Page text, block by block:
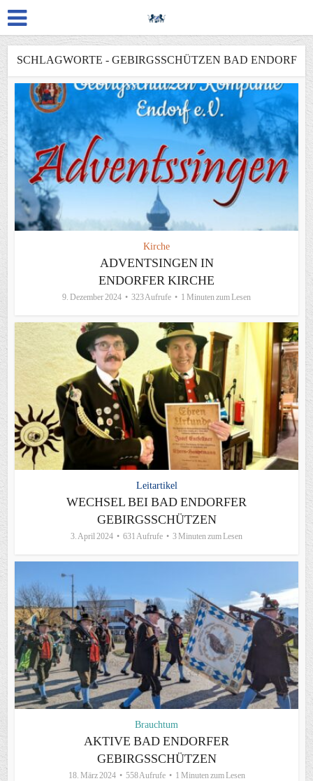
SCHLAGWORTE - GEBIRGSSCHÜTZEN BAD ENDORF
Kirche
ADVENTSINGEN IN
ENDORFER KIRCHE
9. Dezember 2024 323 Aufrufe 1 Minuten zum Lesen
Leitartikel
WECHSEL BEI BAD ENDORFER
GEBIRGSSCHÜTZEN
3. April 2024 631 Aufrufe 3 Minuten zum Lesen
Brauchtum
AKTIVE BAD ENDORFER
GEBIRGSSCHÜTZEN
18. März 2024 558 Aufrufe 1 Minuten zum Lesen